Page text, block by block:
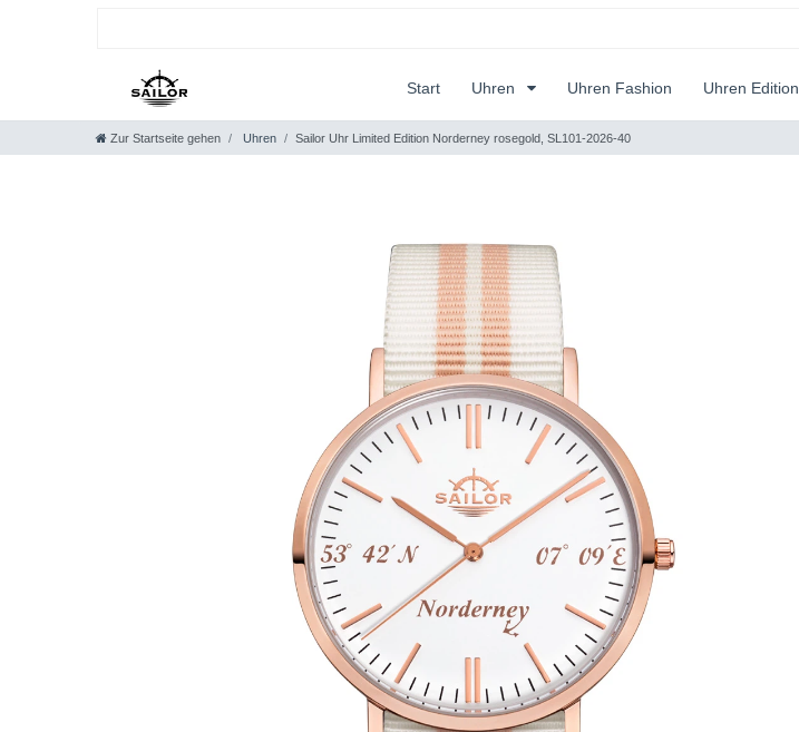
Start Uhren Uhren Fashion Uhren Edition
Zur Startseite gehen Uhren Sailor Uhr Limited Edition Norderney rosegold, SL101-2026-40